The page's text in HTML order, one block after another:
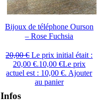
Bijoux de téléphone Ourson
– Rose Fuchsia
20,00€ Le prix initial était :
20,00 €.10,00 €Le prix
actuel est : 10,00 €. Ajouter
au panier
Infos